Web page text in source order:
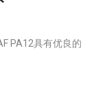
PA12具有优良的